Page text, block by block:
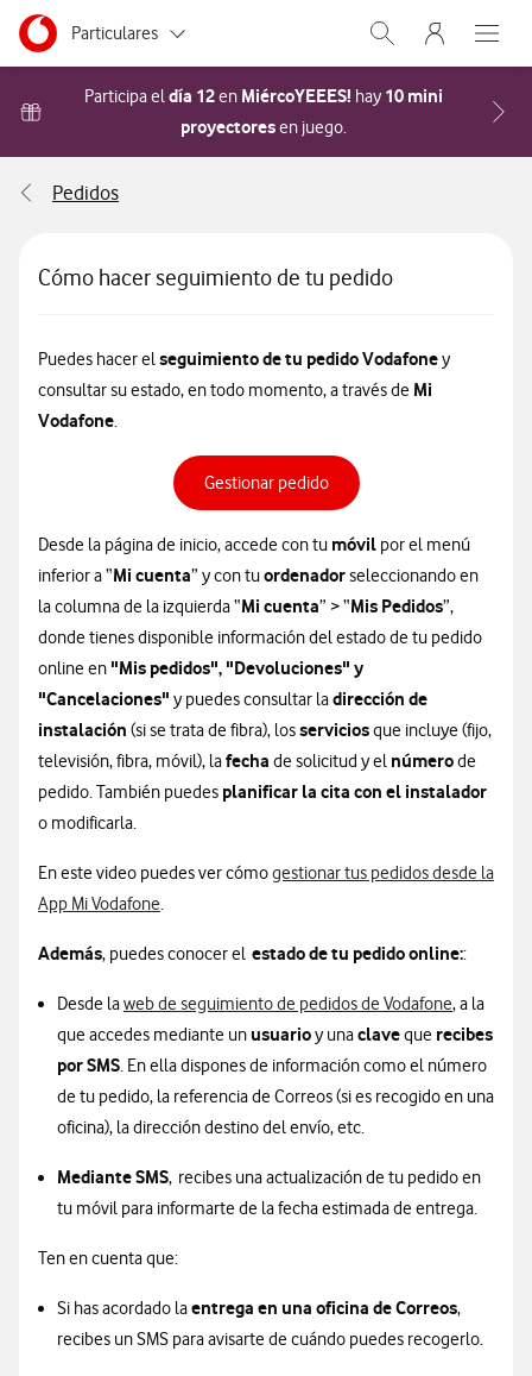
Ir a la pagina principal de vodafone.es
Menu navegación Segmento
Particulares
Autónomos
Grandes empresas
Abrir buscador.
Menu
Abre
Participa eldía 12en MiércoYEEES! hay 10 mini
proyectoresen juego. Acceder a la FAQ
Pedidos
Cómo hacer seguimiento de tu pedido
Puedes hacer elseguimiento de tu pedidoVodafoney
consultar su estado, en todo momento, a través de Mi
Vodafone.
Gestionar pedido
Desde la página de inicio, accede con tu móvil por el menú
inferior a “Mi cuenta” y con tuordenadorseleccionando en
la columna de la izquierda “Mi cuenta” > “Mis Pedidos”,
donde tienes disponible información del estado de tu pedido
online en "Mis pedidos", "Devoluciones" y
"Cancelaciones" y puedes consultar ladirección de
instalación (si se trata de fibra), losserviciosque incluye (fijo,
televisión, fibra, móvil), lafecha de solicitud y el númerode
pedido. También puedes planificar la cita con el instalador
o modificarla.
En este video puedes ver cómogestionar tus pedidos desde la
App Mi Vodafone.
Además, puedes conocer el estado de tu pedido online::
Desde laweb de seguimiento de pedidos de Vodafone, a la
que accedes mediante un usuarioy unaclaveque recibes
por SMS. En ella dispones de información como el número
de tu pedido, la referencia de Correos (si es recogido en una
oficina), la dirección destino del envío, etc.
Mediante SMS, recibes una actualización de tu pedido en
tu móvil para informarte de la fecha estimada de entrega.
Ten en cuenta que:
Si has acordado laentrega en una oficina de Correos,
recibes un SMS para avisarte de cuándo puedes recogerlo.